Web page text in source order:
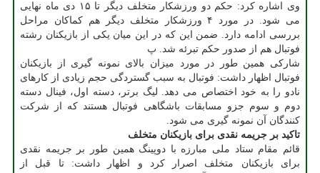
وی اشاره کرد: حکم دو ورزشکار متخلف دیگر تا ۱۵ دی ماه نهایی
می شود. در مورد ۴ ورزشکار متخلف دیگر هم کماکان مراحل
بررسی ادامه دارد. ضمن این که در این میان یکی از بازیکنان رشته
فوتبال هم از صدور حکم تبرئه شد. پ
شارکی همین طور در مورد میزان بالای نمونه گیری از بازیکنان
فوتبال اظهار داشت: فوتبال به سبب گستردگی حجم زیادی از کارهای
نادو را به خود اختصاص می دهد. لیگ برتر، دسته اول، فینال دسته
دوم و سوم جزو مسابقات باشگاهی فوتبال هستند که از شرکت
کنندگان آن نمونه گیری می شود.
تاکید بر جریمه نقدی برای بازیکنان متخلف
قائم مقام ستاد ملی مبارزه با دوپینگ همین طور بر جریمه نقدی
برای بازیکنان متخلف اصرار کرد و اظهار داشت: تا قبل از